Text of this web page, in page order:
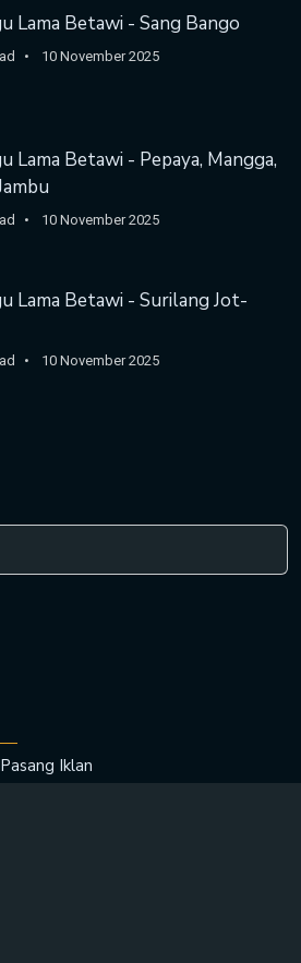
Lama Betawi - Sang Bango
10 November 2025
Lama Betawi - Pepaya, Mangga,
10 November 2025
Lama Betawi - Surilang Jot-
10 November 2025
Pasang Iklan